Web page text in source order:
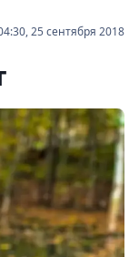
25 сентября 2018